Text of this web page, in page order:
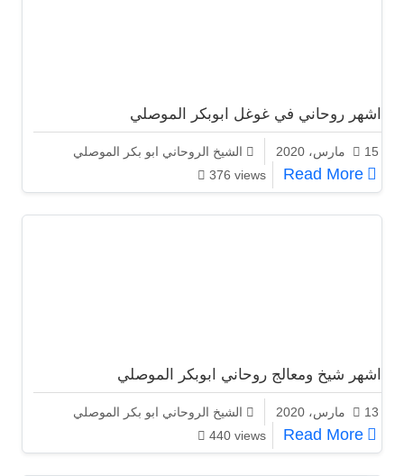
اشهر روحاني في غوغل ابوبكر الموصلي
15 مارس، 2020
الشيخ الروحاني ابو بكر الموصلي
376 views
Read More
اشهر روحاني في غوغل ابوبكر الموصلي
اشهر شيخ ومعالج روحاني ابوبكر الموصلي
13 مارس، 2020
الشيخ الروحاني ابو بكر الموصلي
440 views
Read More
اشهر شيخ ومعالج روحاني ابوبكر الموصلي